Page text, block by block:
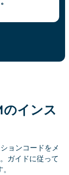
インス
ョンコードをメ
ガイドに従って